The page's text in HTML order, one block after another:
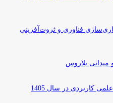
فناوری و ثروت‌آفرینی
میدانی بلاروس
کاربردی در سال 1405